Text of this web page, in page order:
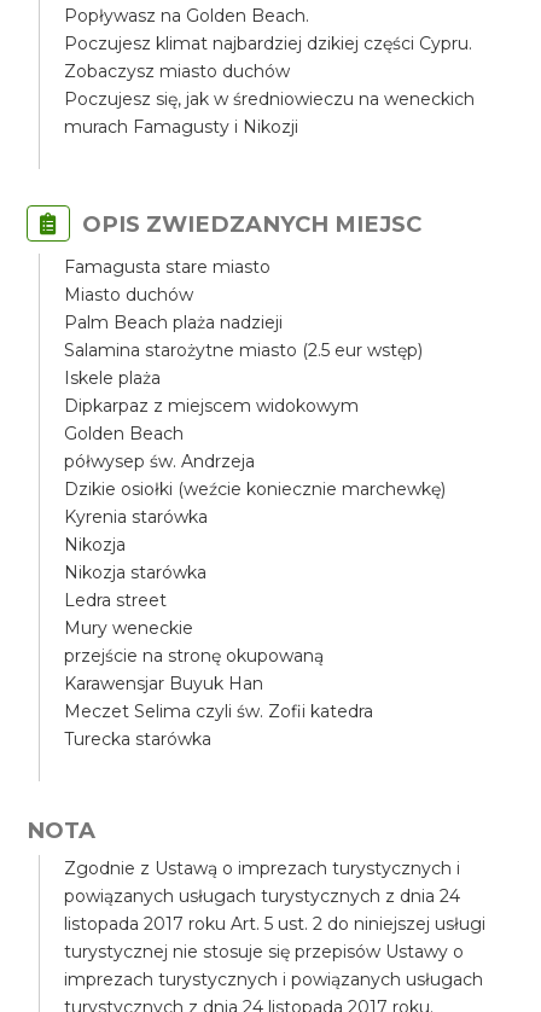
Popływasz na Golden Beach.
Poczujesz klimat najbardziej dzikiej części Cypru.
Zobaczysz miasto duchów
Poczujesz się, jak w średniowieczu na weneckich
murach Famagusty i Nikozji
OPIS ZWIEDZANYCH MIEJSC
Famagusta stare miasto
Miasto duchów
Palm Beach plaża nadzieji
Salamina starożytne miasto (2.5 eur wstęp)
Iskele plaża
Dipkarpaz z miejscem widokowym
Golden Beach
półwysep św. Andrzeja
Dzikie osiołki (weźcie koniecznie marchewkę)
Kyrenia starówka
Nikozja
Nikozja starówka
Ledra street
Mury weneckie
przejście na stronę okupowaną
Karawensjar Buyuk Han
Meczet Selima czyli św. Zofii katedra
Turecka starówka
NOTA
Zgodnie z Ustawą o imprezach turystycznych i
powiązanych usługach turystycznych z dnia 24
listopada 2017 roku Art. 5 ust. 2 do niniejszej usługi
turystycznej nie stosuje się przepisów Ustawy o
imprezach turystycznych i powiązanych usługach
turystycznych z dnia 24 listopada 2017 roku.